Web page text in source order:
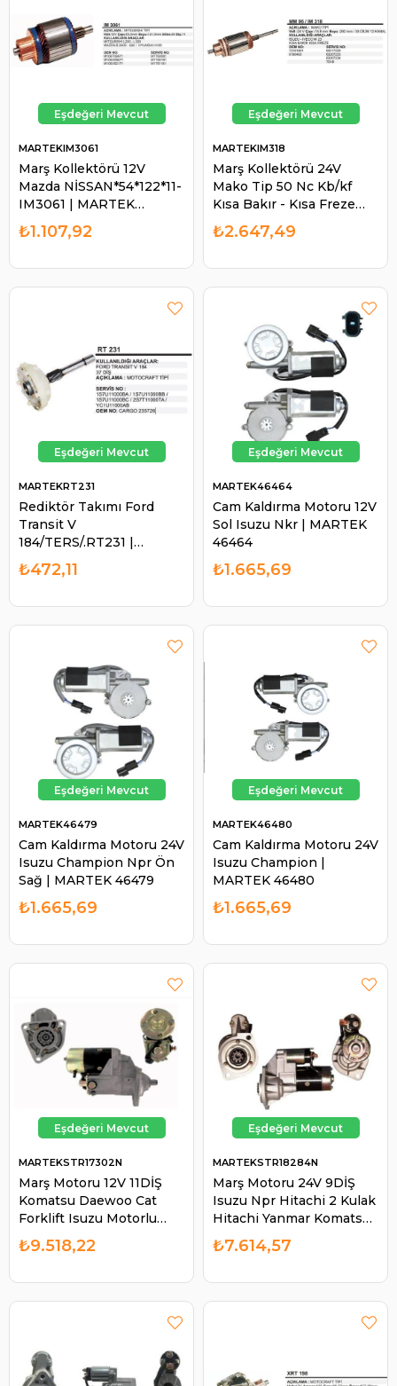
Marş Kollektörü 12V
Mazda NİSSAN*54*122*11-
IM3061 | MARTEK
IM3061
MARTEKIM3061
₺1.107,92
Marş Kollektörü 24V
Mako Tip 50 Nc Kb/kf
Kısa Bakır - Kısa Freze
(601) Fiat 411 415 IM318
IM96 72161601 | MARTEK
MARTEKIM318
₺2.647,49
Rediktör Takımı Ford
Transit V
184/TERS/.RT231 |
MARTEK RT231
MARTEKRT231
₺472,11
Cam Kaldırma Motoru 12V
Sol Isuzu Nkr | MARTEK
46464
MARTEK46464
₺1.665,69
Cam Kaldırma Motoru 24V
Isuzu Champion Npr Ön
Sağ | MARTEK 46479
MARTEK46479
₺1.665,69
Cam Kaldırma Motoru 24V
Isuzu Champion |
MARTEK 46480
MARTEK46480
₺1.665,69
Marş Motoru 12V 11DİŞ
Komatsu Daewoo Cat
Forklift Isuzu Motorlu
Caterpillar | MARTEK
STR17302N
MARTEKSTR17302N
₺9.518,22
Marş Motoru 24V 9DİŞ
Isuzu Npr Hitachi 2 Kulak
Hitachi Yanmar Komatsu
Isuzu Npr Komatsu
Yanmar | MARTEK
MARTEKSTR18284N
₺7.614,57